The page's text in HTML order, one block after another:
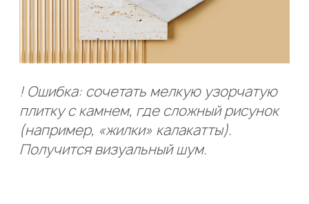
! Ошибка: сочетать мелкую узорчатую
плитку с камнем, где сложный рисунок
(например, «жилки» калакатты).
Получится визуальный шум.